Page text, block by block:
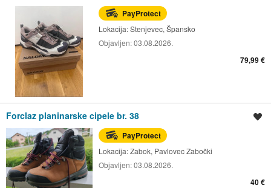
PayProtect
Lokacija:Stenjevec, Špansko
Objavljen:03.08.2026.
79,99 €
Forclaz planinarske cipele br. 38
PayProtect
Lokacija:Zabok, Pavlovec Zabočki
Objavljen:03.08.2026.
40 €